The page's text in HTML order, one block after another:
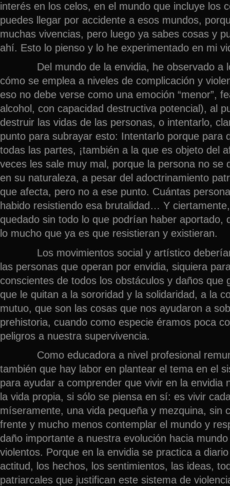
interés en los celos, en el mundo que incluye los
puedes llegar por accidente a esos mundos,
muchas vivencias, pero luego ya sabes cosas y
ahí. Esto lo pienso y lo he experimentado en mi
Del mundo de la envidia, he observado a lo
cómo se emplea a niveles de complicación y
eso no debe verse como una emoción “menor”,
alcohol, con capacidad destructiva potencial), al
destruir las vidas de las personas, o intentarlo,
punto para subrayar esto: Intentarlo porque para
todas las partes, ¡también a la que es objeto del
veces les sale muy mal, porque la persona no se
en su naturaleza, a pesar del adoctrinamiento
que afecta, pero no a ese punto. Cuántas
habido resistiendo esa brutalidad… Y
quedado sin todo lo que podrían haber aportado,
lo mucho que ya es que resistieran y existieran.
Los movimientos social y artístico deberían
las personas que operan por envidia, siquiera
conscientes de todos los obstáculos y daños que
que le quitan a la sororidad y la solidaridad, a la
mutuo, que son las cosas que nos ayudaron a
prehistoria, cuando como especie éramos poca
peligros a nuestra supervivencia.
Como educadora a nivel profesional
también que hay labor en plantear el tema en el
para ayudar a comprender que vivir en la envidia
la vida propia, si sólo se piensa en sí: es vivir
míseramente, una vida pequeña y mezquina, sin
frente y mucho menos contemplar el mundo y
daño importante a nuestra evolución hacia
violentos. Porque en la envidia se practica a
actitud, los hechos, los sentimientos, las ideas,
patriarcales que justifican este sistema de